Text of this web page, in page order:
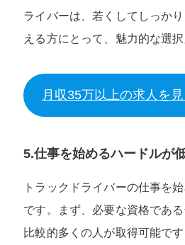
ライバーは、若くしてしっか
える方にとって、魅力的な選択
月収35万以上の求人を見
5.仕事を始めるハードルが
トラックドライバーの仕事を
です。まず、必要な資格である
比較的多くの人が取得可能で